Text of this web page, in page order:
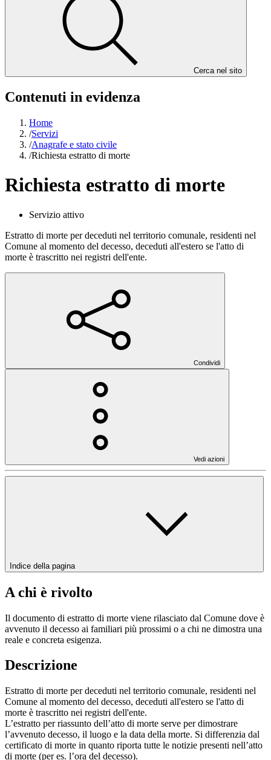
Cerca nel sito
Contenuti in evidenza
Home
/Servizi
/Anagrafe e stato civile
/Richiesta estratto di morte
Richiesta estratto di morte
Servizio attivo
Estratto di morte per deceduti nel territorio comunale, residenti nel
Comune al momento del decesso, deceduti all'estero se l'atto di
morte è trascritto nei registri dell'ente.
Condividi
Vedi azioni
Indice della pagina
A chi è rivolto
Il documento di estratto di morte viene rilasciato dal Comune dove è
avvenuto il decesso ai familiari più prossimi o a chi ne dimostra una
reale e concreta esigenza.
Descrizione
Estratto di morte per deceduti nel territorio comunale, residenti nel
Comune al momento del decesso, deceduti all'estero se l'atto di
morte è trascritto nei registri dell'ente.
L’estratto per riassunto dell’atto di morte serve per dimostrare
l’avvenuto decesso, il luogo e la data della morte. Si differenzia dal
certificato di morte in quanto riporta tutte le notizie presenti nell’atto
di morte (per es. l’ora del decesso).